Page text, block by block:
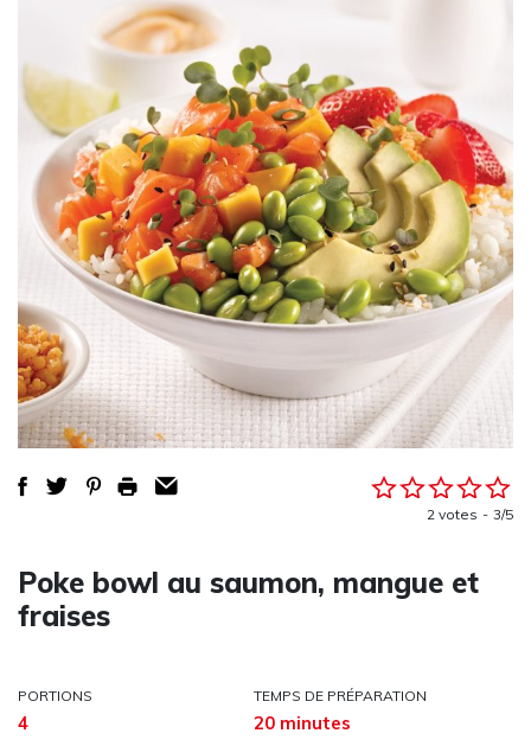
2 votes 3/5
Poke bowl au saumon, mangue et
fraises
PORTIONS
4
TEMPS DE PRÉPARATION
20 minutes